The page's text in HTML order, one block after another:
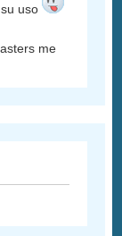
su uso
me